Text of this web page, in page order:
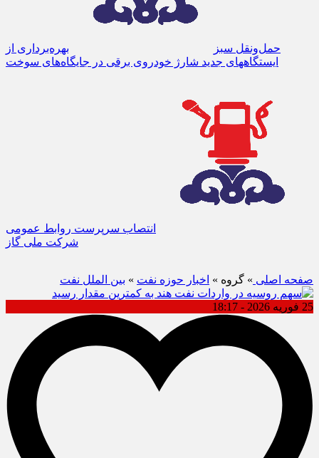
حمل‌ونقل سبز
بهره‌برداری از
ایستگاههای جدید شارژ خودروی برقی در جایگاه‌های سوخت
انتصاب سرپرست روابط عمومی
شرکت ملی گاز
صفحه اصلی » گروه » اخبار حوزه نفت » بین الملل نفت
25 فوریه 2026 - 18:17